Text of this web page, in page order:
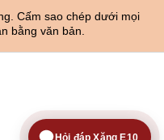
Cấm sao chép dưới mọi
bằng văn bản.
Hỏi đáp Xăng E10